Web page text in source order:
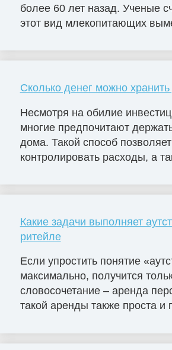
более 60 лет назад. Ученые
этот вид млекопитающих
Сколько денег можно
Несмотря на обилие
многие предпочитают
дома. Такой способ позволяет
контролировать расходы, а
Какие задачи выполняет
ритейле
Если упростить понятие
максимально, получится
словосочетание – аренда
такой аренды также проста и